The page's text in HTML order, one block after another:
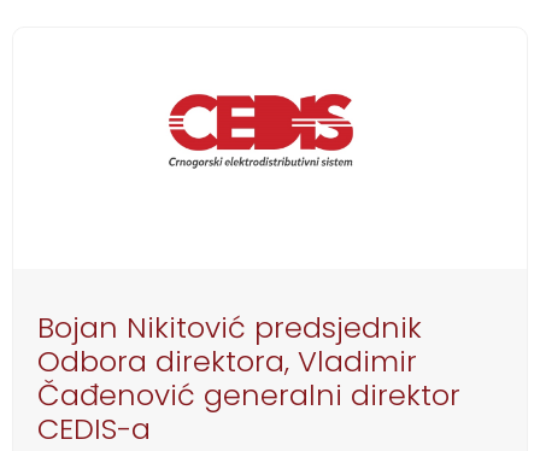
Bojan Nikitović predsjednik
Odbora direktora, Vladimir
Čađenović generalni direktor
CEDIS-a